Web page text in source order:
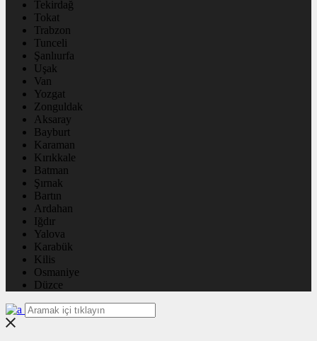
Tekirdağ
Tokat
Trabzon
Tunceli
Şanlıurfa
Uşak
Van
Yozgat
Zonguldak
Aksaray
Bayburt
Karaman
Kırıkkale
Batman
Şırnak
Bartın
Ardahan
Iğdır
Yalova
Karabük
Kilis
Osmaniye
Düzce